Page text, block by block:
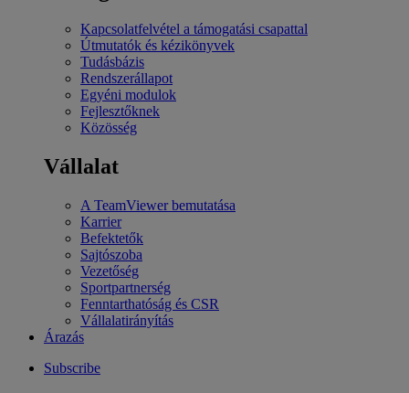
Kapcsolatfelvétel a támogatási csapattal
Útmutatók és kézikönyvek
Tudásbázis
Rendszerállapot
Egyéni modulok
Fejlesztőknek
Közösség
Vállalat
A TeamViewer bemutatása
Karrier
Befektetők
Sajtószoba
Vezetőség
Sportpartnerség
Fenntarthatóság és CSR
Vállalatirányítás
Árazás
Subscribe